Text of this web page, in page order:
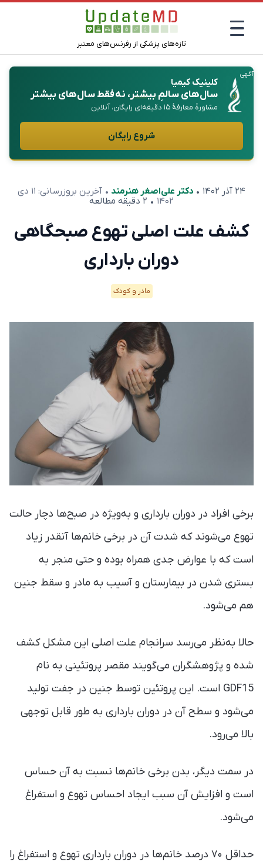
تازه‌های پزشکی از رفرنس‌های معتبر
آگهی
کلینیک کیمیا
سال‌های سالمِبیشتر، نه فقط سال‌های بیشتر
مشاورهٔ معارفهٔ ۱۵ دقیقه‌ای رایگان، آنلاین
شروع رایگان
۲۴ آذر ۱۴۰۲ • دکتر علی‌اصغر هنرمند • آخرین بروزرسانی:
۱۱ دی
۱۴۰۲ • ۲ دقیقه مطالعه
کشف علت اصلی تهوع صبحگاهی
دوران بارداری
مادر و کودک
برخی افراد در دوران بارداری و به‌ویژه در صبح‌ها دچار حالت
تهوع می‌شوند که شدت آن در برخی خانم‌ها آنقدر زیاد
است که با عوارض جدی همراه بوده و حتی منجر به
بستری شدن در بیمارستان و آسیب به مادر و سقط جنین
هم می‌شود.
حالا به‌نظر می‌رسد سرانجام علت اصلی این مشکل کشف
شده و پژوهشگران می‌گویند مقصر پروتئینی به نام
GDF15 است. این پروتئین توسط جنین در جفت تولید
می‌شود و سطح آن در دوران بارداری به طور قابل توجهی
بالا می‌رود.
در سمت دیگر، بدن برخی خانم‌ها نسبت به آن حساس
است و افزایش آن سبب ایجاد احساس تهوع و استفراغ
می‌شود.
حداقل ۷۰ درصد خانم‌ها در دوران بارداری تهوع و استفراغ را